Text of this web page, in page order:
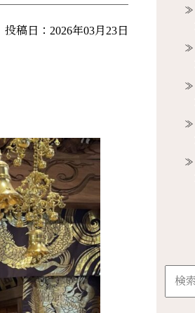
投稿日：2026年03月23日